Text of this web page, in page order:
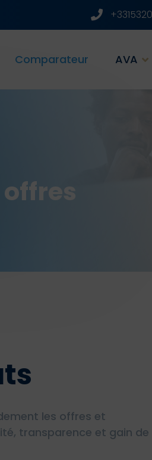
Comparateur AVA
les offres et
transparence et gain de